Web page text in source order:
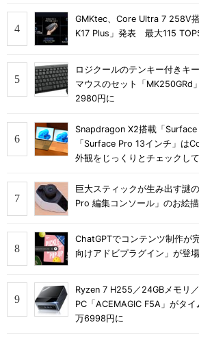
GMKtec、Core Ultra 7 258V
K17 Plus」発表 最大115
ロジクールのテンキー付きキ
マウスのセット「MK250GRd
2980円に
Snapdragon X2搭載「Surface
「Surface Pro 13インチ」は
外観をじっくりとチェックし
巨大スティックが生み出す謎
Pro 編集コンソール」のお絵
ChatGPTでコンテンツ制作
向けアドビプラグイン」が登場
Ryzen 7 H255／24GBメモリ
PC「ACEMAGIC F5A」がタ
万6998円に